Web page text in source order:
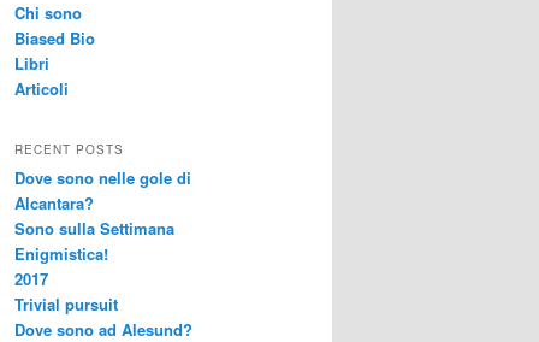
Chi sono
Biased Bio
Libri
Articoli
RECENT POSTS
Dove sono nelle gole di
Alcantara?
Sono sulla Settimana
Enigmistica!
2017
Trivial pursuit
Dove sono ad Alesund?